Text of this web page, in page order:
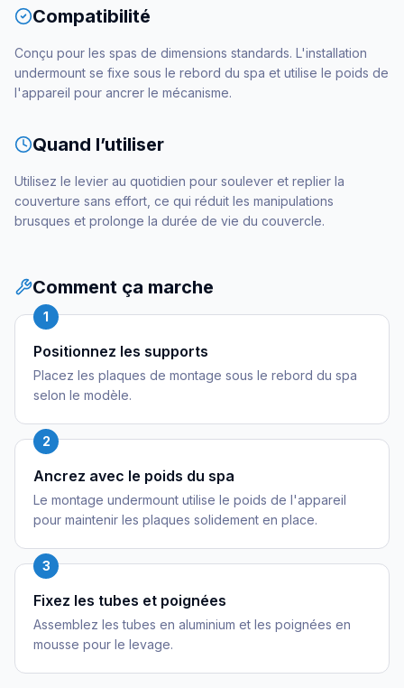
Compatibilité
Conçu pour les spas de dimensions standards. L'installation
undermount se fixe sous le rebord du spa et utilise le poids de
l'appareil pour ancrer le mécanisme.
Quand l’utiliser
Utilisez le levier au quotidien pour soulever et replier la
couverture sans effort, ce qui réduit les manipulations
brusques et prolonge la durée de vie du couvercle.
Comment ça marche
1
Positionnez les supports
Placez les plaques de montage sous le rebord du spa
selon le modèle.
2
Ancrez avec le poids du spa
Le montage undermount utilise le poids de l'appareil
pour maintenir les plaques solidement en place.
3
Fixez les tubes et poignées
Assemblez les tubes en aluminium et les poignées en
mousse pour le levage.